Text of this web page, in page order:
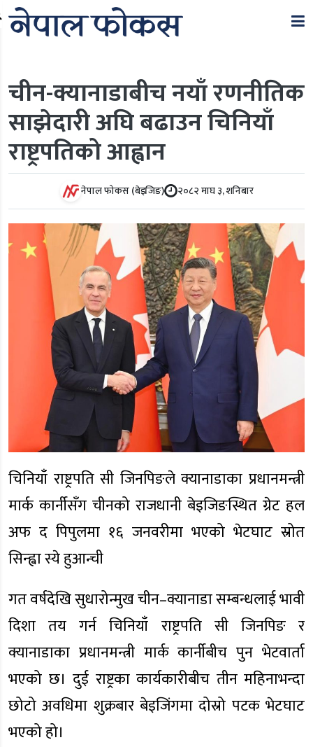
चीन-क्यानाडाबीच नयाँ रणनीतिक
साझेदारी अघि बढाउन चिनियाँ
राष्ट्रपतिको आह्वान
नेपाल फोकस (बेइजिङ) २०८२ माघ ३, शनिबार
चिनियाँ राष्ट्रपति सी जिनपिङले क्यानाडाका प्रधानमन्त्री
मार्क कार्नीसँग चीनको राजधानी बेइजिङस्थित ग्रेट हल
अफ द पिपुलमा १६ जनवरीमा भएको भेटघाट स्रोत
सिन्ह्वा स्ये हुआन्ची
गत वर्षदेखि सुधारोन्मुख चीन–क्यानाडा सम्बन्धलाई भावी
दिशा तय गर्न चिनियाँ राष्ट्रपति सी जिनपिङ र
क्यानाडाका प्रधानमन्त्री मार्क कार्नीबीच पुन भेटवार्ता
भएको छ। दुई राष्ट्रका कार्यकारीबीच तीन महिनाभन्दा
छोटो अवधिमा शुक्रबार बेइजिंगमा दोस्रो पटक भेटघाट
भएको हो।